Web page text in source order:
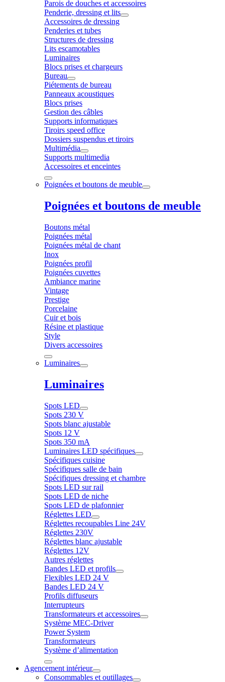
Parois de douches et accessoires
Penderie, dressing et lits
Accessoires de dressing
Penderies et tubes
Structures de dressing
Lits escamotables
Luminaires
Blocs prises et chargeurs
Bureau
Piétements de bureau
Panneaux acoustiques
Blocs prises
Gestion des câbles
Supports informatiques
Tiroirs speed office
Dossiers suspendus et tiroirs
Multimédia
Supports multimedia
Accessoires et enceintes
Poignées et boutons de meuble
Poignées et boutons de meuble
Boutons métal
Poignées métal
Poignées métal de chant
Inox
Poignées profil
Poignées cuvettes
Ambiance marine
Vintage
Prestige
Porcelaine
Cuir et bois
Résine et plastique
Style
Divers accessoires
Luminaires
Luminaires
Spots LED
Spots 230 V
Spots blanc ajustable
Spots 12 V
Spots 350 mA
Luminaires LED spécifiques
Spécifiques cuisine
Spécifiques salle de bain
Spécifiques dressing et chambre
Spots LED sur rail
Spots LED de niche
Spots LED de plafonnier
Réglettes LED
Réglettes recoupables Line 24V
Réglettes 230V
Réglettes blanc ajustable
Réglettes 12V
Autres réglettes
Bandes LED et profils
Flexibles LED 24 V
Bandes LED 24 V
Profils diffuseurs
Interrupteurs
Transformateurs et accessoires
Système MEC-Driver
Power System
Transformateurs
Système d’alimentation
Agencement intérieur
Consommables et outillages